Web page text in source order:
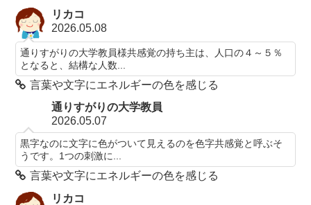
リカコ
2026.05.08
通りすがりの大学教員様共感覚の持ち主は、人口の４～５％
となると、結構な人数...
言葉や文字にエネルギーの色を感じる
通りすがりの大学教員
2026.05.07
黒字なのに文字に色がついて見えるのを色字共感覚と呼ぶそ
うです。1つの刺激に...
言葉や文字にエネルギーの色を感じる
リカコ